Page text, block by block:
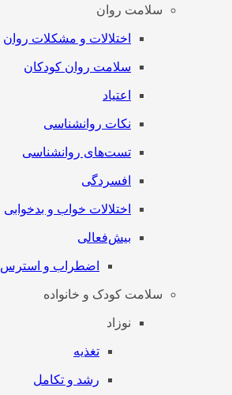
سلامت روان
اختلالات و مشکلات روان
سلامت روان کودکان
اعتیاد
نکات روانشناسی
تست‌های روانشناسی
افسردگی
اختلالات خواب و بدخوابی
بیش‌فعالی
اضطراب و استرس
سلامت کودک و خانواده
نوزاد
تغذیه
رشد و تکامل